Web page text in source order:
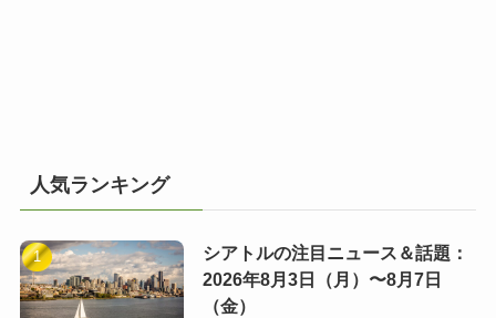
人気ランキング
シアトルの注目ニュース＆話題：
2026年8月3日（月）〜8月7日
（金）